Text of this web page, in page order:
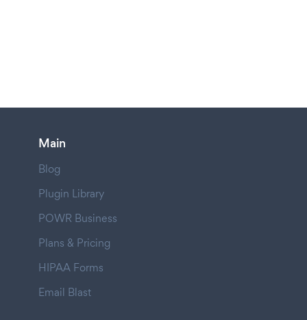
Main
Blog
Plugin Library
POWR Business
Plans & Pricing
HIPAA Forms
Email Blast